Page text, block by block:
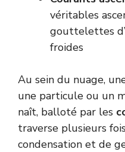
véritables
gouttelettes
froides
Au sein du nuage,
une particule ou un
naît, balloté par les
traverse plusieurs
condensation et de